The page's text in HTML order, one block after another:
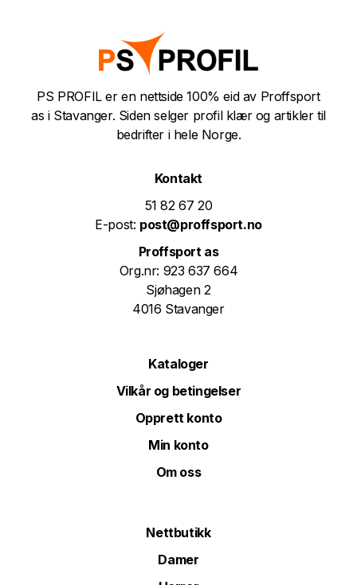
PS PROFIL er en nettside 100% eid av Proffsport
as i Stavanger. Siden selger profil klær og artikler til
bedrifter i hele Norge.
Kontakt
51 82 67 20
E-post: post@proffsport.no
Proffsport as
Org.nr: 923 637 664
Sjøhagen 2
4016 Stavanger
Kataloger
Vilkår og betingelser
Opprett konto
Min konto
Om oss
Nettbutikk
Damer